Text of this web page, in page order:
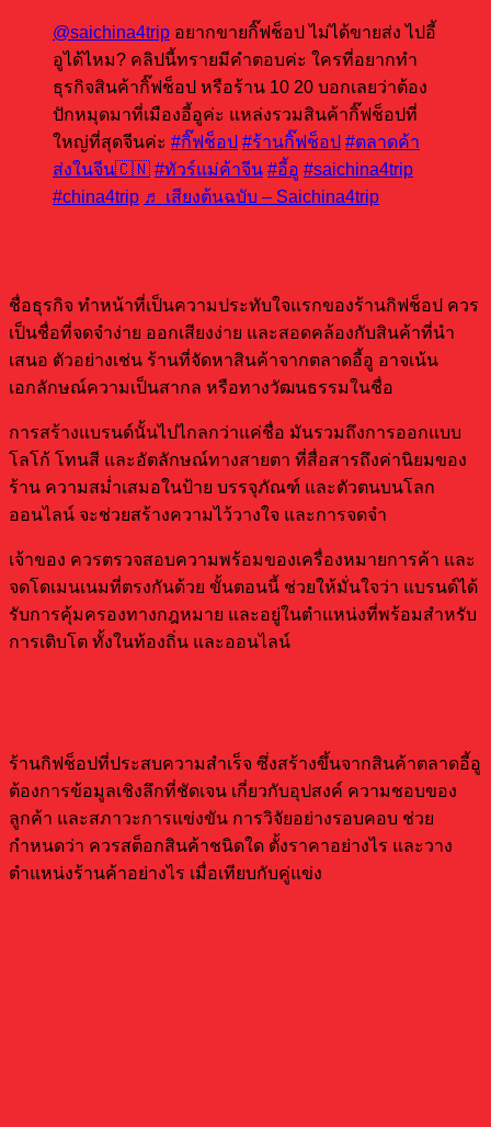
@saichina4trip อยากขายกิ๊ฟช็อป ไม่ได้ขายส่ง ไปอี้
อูได้ไหม? คลิปนี้ทรายมีคำตอบค่ะ ใครที่อยากทำ
ธุรกิจสินค้ากิ๊ฟช็อป หรือร้าน 10 20 บอกเลยว่าต้อง
ปักหมุดมาที่เมืองอี้อูค่ะ แหล่งรวมสินค้ากิ๊ฟช็อปที่
ใหญ่ที่สุดจีนค่ะ #กิ๊ฟช็อป #ร้านกิ๊ฟช็อป #ตลาดค้า
ส่งในจีน🇨🇳 #ทัวร์แม่ค้าจีน #อี้อู #saichina4trip
#china4trip ♬ เสียงต้นฉบับ – Saichina4trip
ชื่อธุรกิจ ทำหน้าที่เป็นความประทับใจแรกของร้านกิฟช็อป ควร
เป็นชื่อที่จดจำง่าย ออกเสียงง่าย และสอดคล้องกับสินค้าที่นำ
เสนอ ตัวอย่างเช่น ร้านที่จัดหาสินค้าจากตลาดอี้อู อาจเน้น
เอกลักษณ์ความเป็นสากล หรือทางวัฒนธรรมในชื่อ
การสร้างแบรนด์นั้นไปไกลกว่าแค่ชื่อ มันรวมถึงการออกแบบ
โลโก้ โทนสี และอัตลักษณ์ทางสายตา ที่สื่อสารถึงค่านิยมของ
ร้าน ความสม่ำเสมอในป้าย บรรจุภัณฑ์ และตัวตนบนโลก
ออนไลน์ จะช่วยสร้างความไว้วางใจ และการจดจำ
เจ้าของ ควรตรวจสอบความพร้อมของเครื่องหมายการค้า และ
จดโดเมนเนมที่ตรงกันด้วย ขั้นตอนนี้ ช่วยให้มั่นใจว่า แบรนด์ได้
รับการคุ้มครองทางกฎหมาย และอยู่ในตำแหน่งที่พร้อมสำหรับ
การเติบโต ทั้งในท้องถิ่น และออนไลน์
ร้านกิฟช็อปที่ประสบความสำเร็จ ซึ่งสร้างขึ้นจากสินค้าตลาดอี้อู
ต้องการข้อมูลเชิงลึกที่ชัดเจน เกี่ยวกับอุปสงค์ ความชอบของ
ลูกค้า และสภาวะการแข่งขัน การวิจัยอย่างรอบคอบ ช่วย
กำหนดว่า ควรสต็อกสินค้าชนิดใด ตั้งราคาอย่างไร และวาง
ตำแหน่งร้านค้าอย่างไร เมื่อเทียบกับคู่แข่ง